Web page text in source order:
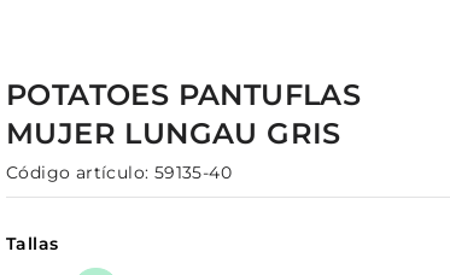
POTATOES PANTUFLAS
MUJER LUNGAU GRIS
Código artículo: 59135-40
Tallas